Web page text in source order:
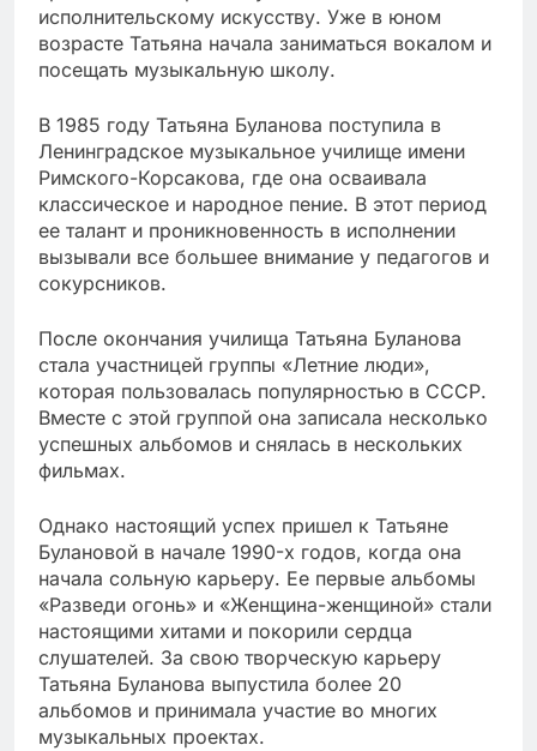
исполнительскому искусству. Уже в юном
возрасте Татьяна начала заниматься вокалом и
посещать музыкальную школу.
В 1985 году Татьяна Буланова поступила в
Ленинградское музыкальное училище имени
Римского-Корсакова, где она осваивала
классическое и народное пение. В этот период
ее талант и проникновенность в исполнении
вызывали все большее внимание у педагогов и
сокурсников.
После окончания училища Татьяна Буланова
стала участницей группы «Летние люди»,
которая пользовалась популярностью в СССР.
Вместе с этой группой она записала несколько
успешных альбомов и снялась в нескольких
фильмах.
Однако настоящий успех пришел к Татьяне
Булановой в начале 1990-х годов, когда она
начала сольную карьеру. Ее первые альбомы
«Разведи огонь» и «Женщина-женщиной» стали
настоящими хитами и покорили сердца
слушателей. За свою творческую карьеру
Татьяна Буланова выпустила более 20
альбомов и принимала участие во многих
музыкальных проектах.